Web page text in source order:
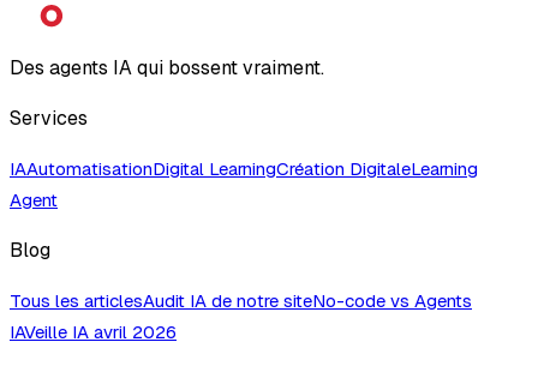
Des agents IA qui bossent vraiment.
Services
IAAutomatisationDigital LearningCréation DigitaleLearning
Agent
Blog
Tous les articlesAudit IA de notre siteNo-code vs Agents
IAVeille IA avril 2026